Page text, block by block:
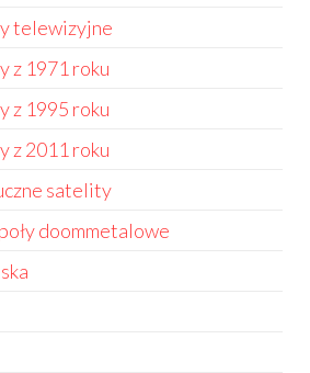
telewizyjne
z 1971 roku
z 1995 roku
z 2011 roku
satelity
doommetalowe